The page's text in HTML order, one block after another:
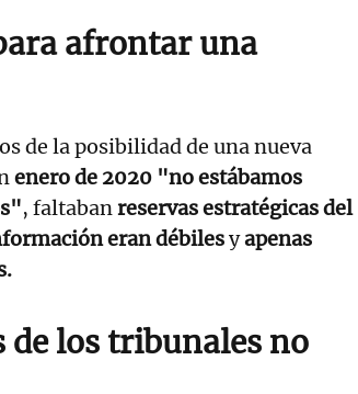
afrontar una
de la posibilidad de una nueva
enero de 2020 "no estábamos
, faltabanreservas estratégicas del
eran débilesyapenas
de los tribunales no